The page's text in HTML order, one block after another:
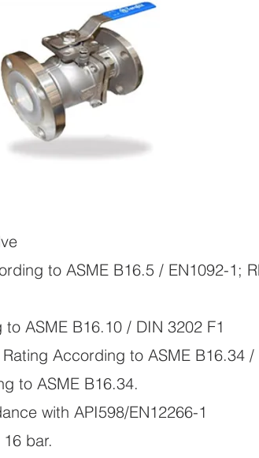
to ASME B16.5 / EN1092-1;
ASME B16.10 / DIN 3202 F1
According to ASME B16.34 /
to ASME B16.34.
with API598/EN12266-1
bar.